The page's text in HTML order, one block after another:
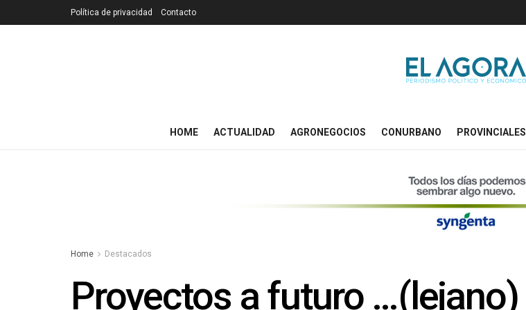
Política de privacidad Contacto
HOME ACTUALIDAD AGRONEGOCIOS CONURBANO PROVINCIALES
Home Destacados
Proyectos a futuro …(lejano)